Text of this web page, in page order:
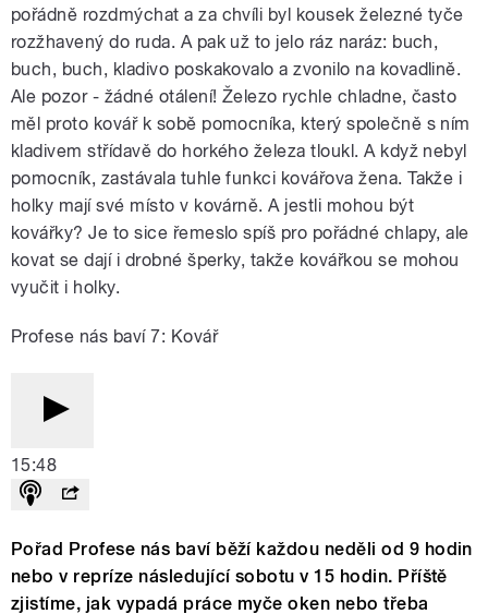
pořádně rozdmýchat a za chvíli byl kousek železné tyče
rozžhavený do ruda. A pak už to jelo ráz naráz: buch,
buch, buch, kladivo poskakovalo a zvonilo na kovadlině.
Ale pozor - žádné otálení! Železo rychle chladne, často
měl proto kovář k sobě pomocníka, který společně s ním
kladivem střídavě do horkého železa tloukl. A když nebyl
pomocník, zastávala tuhle funkci kovářova žena. Takže i
holky mají své místo v kovárně. A jestli mohou být
kovářky? Je to sice řemeslo spíš pro pořádné chlapy, ale
kovat se dají i drobné šperky, takže kovářkou se mohou
vyučit i holky.
Profese nás baví 7: Kovář
15:48
Pořad Profese nás baví běží každou neděli od 9 hodin
nebo v repríze následující sobotu v 15 hodin. Příště
zjistíme, jak vypadá práce myče oken nebo třeba